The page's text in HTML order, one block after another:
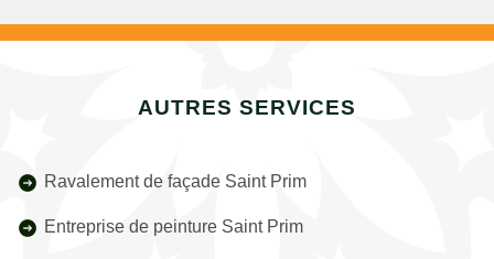
AUTRES SERVICES
Ravalement de façade Saint Prim
Entreprise de peinture Saint Prim